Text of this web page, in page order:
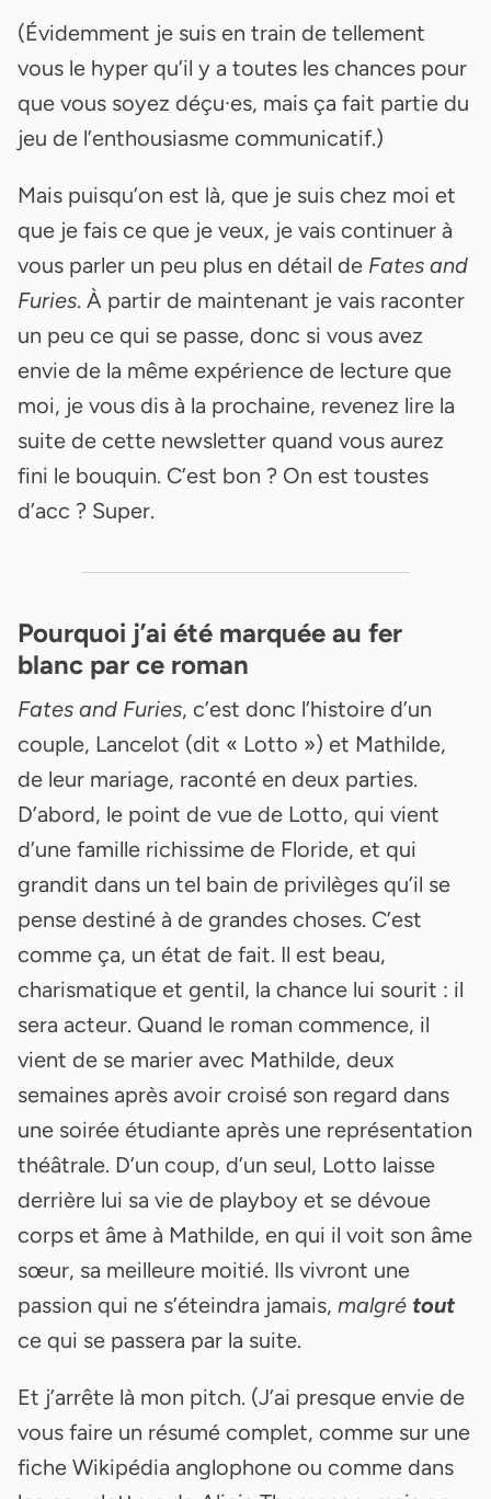
(Évidemment je suis en train de tellement
vous le hyper qu’il y a toutes les chances pour
que vous soyez déçu·es, mais ça fait partie du
jeu de l’enthousiasme communicatif.)
Mais puisqu’on est là, que je suis chez moi et
que je fais ce que je veux, je vais continuer à
vous parler un peu plus en détail de Fates and
Furies. À partir de maintenant je vais raconter
un peu ce qui se passe, donc si vous avez
envie de la même expérience de lecture que
moi, je vous dis à la prochaine, revenez lire la
suite de cette newsletter quand vous aurez
fini le bouquin. C’est bon ? On est toustes
d’acc ? Super.
Pourquoi j’ai été marquée au fer
blanc par ce roman
Fates and Furies, c’est donc l’histoire d’un
couple, Lancelot (dit « Lotto ») et Mathilde,
de leur mariage, raconté en deux parties.
D’abord, le point de vue de Lotto, qui vient
d’une famille richissime de Floride, et qui
grandit dans un tel bain de privilèges qu’il se
pense destiné à de grandes choses. C’est
comme ça, un état de fait. Il est beau,
charismatique et gentil, la chance lui sourit : il
sera acteur. Quand le roman commence, il
vient de se marier avec Mathilde, deux
semaines après avoir croisé son regard dans
une soirée étudiante après une représentation
théâtrale. D’un coup, d’un seul, Lotto laisse
derrière lui sa vie de playboy et se dévoue
corps et âme à Mathilde, en qui il voit son âme
sœur, sa meilleure moitié. Ils vivront une
passion qui ne s’éteindra jamais, malgré tout
ce qui se passera par la suite.
Et j’arrête là mon pitch. (J’ai presque envie de
vous faire un résumé complet, comme sur une
fiche Wikipédia anglophone ou comme dans